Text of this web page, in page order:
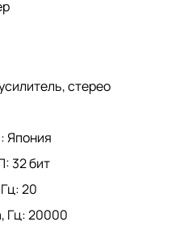
стерео
Япония
32 бит
20
Гц: 20000